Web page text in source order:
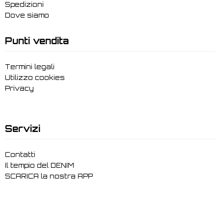
Spedizioni
Dove siamo
Punti vendita
Termini legali
Utilizzo cookies
Privacy
Servizi
Contatti
Il tempio del DENIM
SCARICA la nostra APP